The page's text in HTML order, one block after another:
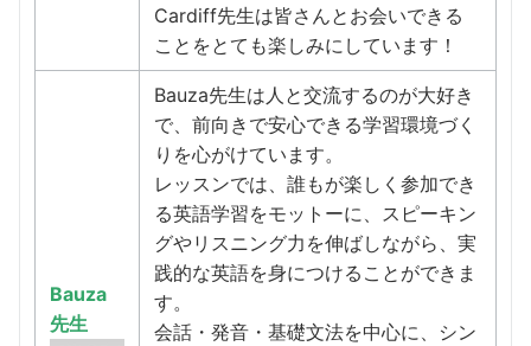
Cardiff先生は皆さんとお会いできる
ことをとても楽しみにしています！
Bauza
先生
Bauza先生は人と交流するのが大好き
で、前向きで安心できる学習環境づく
りを心がけています。
レッスンでは、誰もが楽しく参加でき
る英語学習をモットーに、スピーキン
グやリスニング力を伸ばしながら、実
践的な英語を身につけることができま
す。
会話・発音・基礎文法を中心に、シン